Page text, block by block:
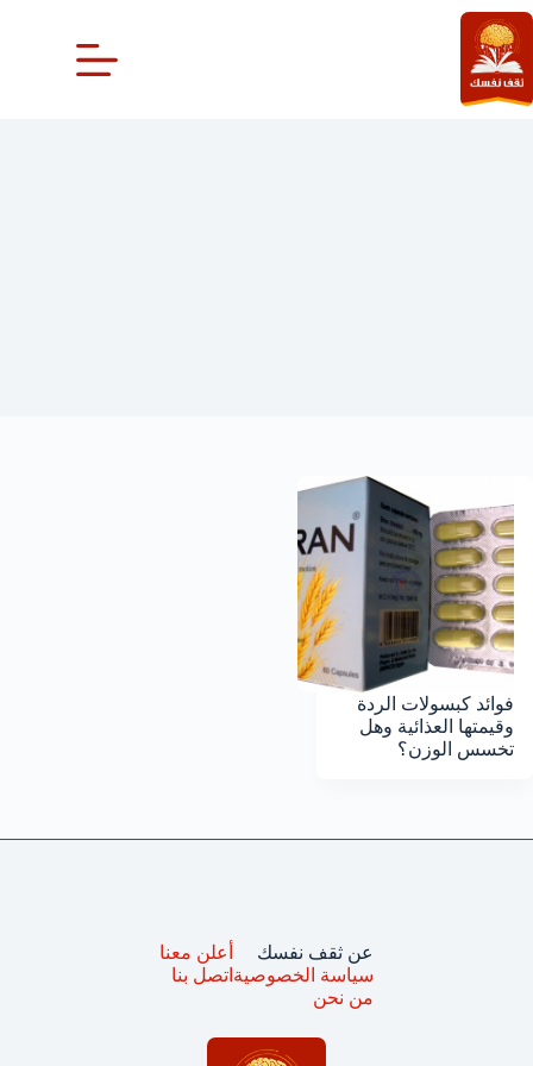
التجاوز
إلى
المحتوى
فوائد كبسولات الردة
وقيمتها العذائية وهل
تخسس الوزن؟
عن ثقف نفسك
سياسة الخصوصية
من نحن
أعلن معنا
اتصل بنا